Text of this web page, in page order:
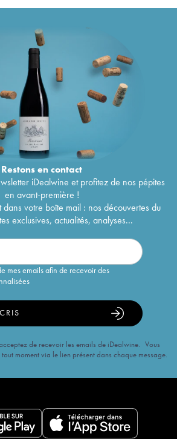
Restons encontact
iDealwine et profitez de nos pépites
en avant-première !
dans votre boîte mail : nos découvertes du
exclusives, actualités, analyses...
mes emails afin de recevoir des
de recevoir les emails de iDealwine. Vous
moment via le lien présent dans chaque message.